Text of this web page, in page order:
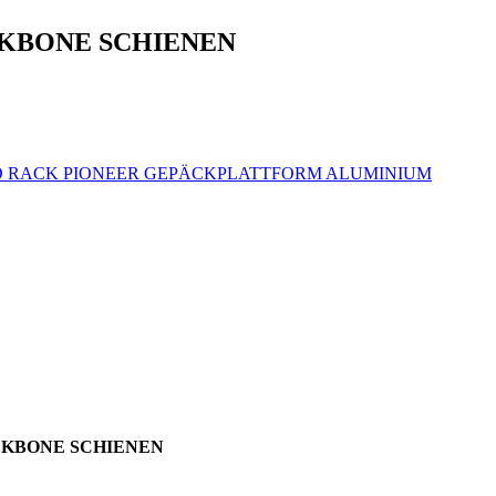
SCHIENEN
RACK PIONEER GEPÄCKPLATTFORM ALUMINIUM
SCHIENEN